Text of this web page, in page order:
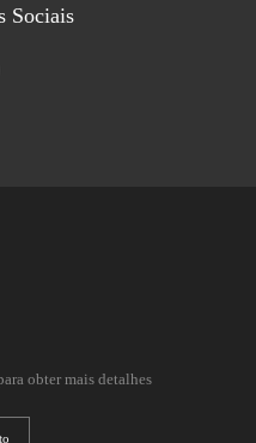
Sociais
obter mais detalhes